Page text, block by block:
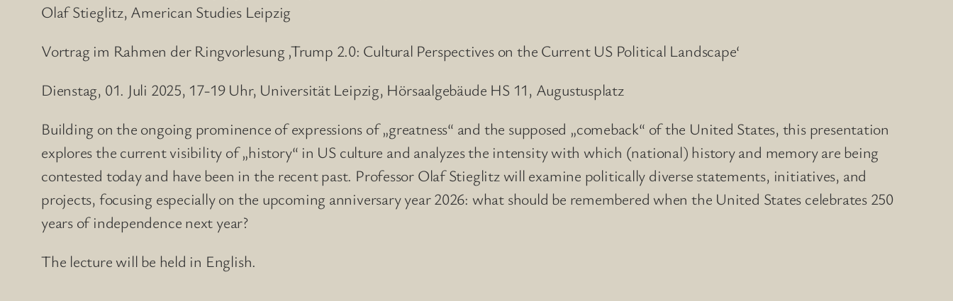
Olaf Stieglitz, American Studies Leipzig
Vortrag im Rahmen der Ringvorlesung ‚Trump 2.0: Cultural Perspectives on the Current US Political Landscape‘
Dienstag, 01. Juli 2025, 17-19 Uhr, Universität Leipzig, Hörsaalgebäude HS 11, Augustusplatz
Building on the ongoing prominence of expressions of „greatness“ and the supposed „comeback“ of the United States, this presentation
explores the current visibility of „history“ in US culture and analyzes the intensity with which (national) history and memory are being
contested today and have been in the recent past. Professor Olaf Stieglitz will examine politically diverse statements, initiatives, and
projects, focusing especially on the upcoming anniversary year 2026: what should be remembered when the United States celebrates 250
years of independence next year?
The lecture will be held in English.